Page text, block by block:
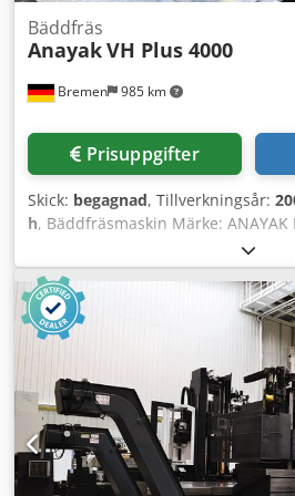
Bremen 985 km
Bäddfräs
AnayakVH Plus 4000
Prisuppgifter
Skick: begagnad, Tillverkningsår:
h, Bäddfräsmaskin Märke:
Tillverkningsår: 2004
Styrsystem: Heidenhain 530
Chodpfxjy Uy Eco Ag Usa
1500 mm Max varvtal: 5000 rpm
10 000 mm/min
dagligen i drift, därför kan
möjlig när som helst enligt
Demontering, lastning etc. är
gaffeltruck och en 5-tons
hantering" står till förfogande.
gäller, dessutom tar säljaren inget